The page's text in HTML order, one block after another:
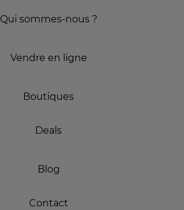
Qui sommes-nous ?
Vendre en ligne
Boutiques
Deals
Blog
Contact